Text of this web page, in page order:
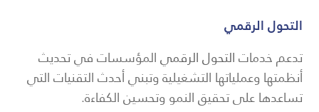
التحول الرقمي
تدعم خدماتالتحول الرقميالمؤسسات في تحديث
أنظمتها وعملياتها التشغيلية وتبني أحدث التقنيات التي
تساعدها على تحقيق النمو وتحسين الكفاءة.